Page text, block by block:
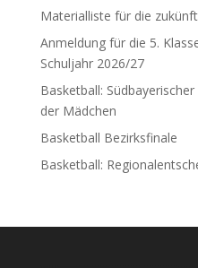
Materialliste für die
Anmeldung für die 5.
Schuljahr 2026/27
Basketball:
der Mädchen
Basketball Bezirksfinale
Basketball: